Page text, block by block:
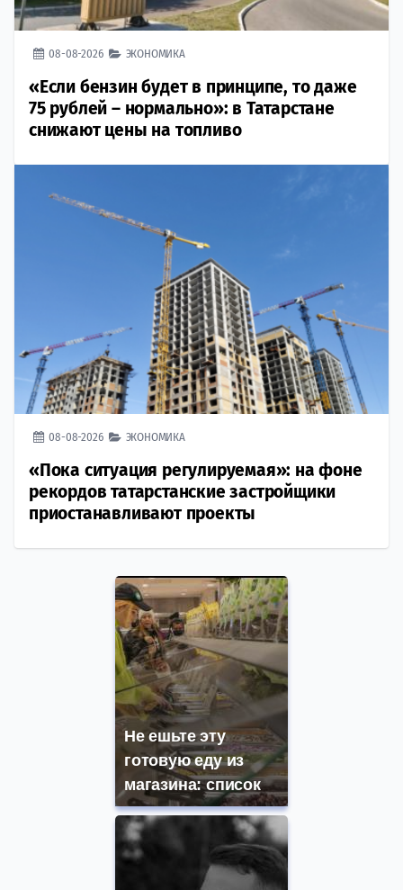
08-08-2026 ЭКОНОМИКА
«Если бензин будет в принципе, то даже
75 рублей – нормально»: в Татарстане
снижают цены на топливо
08-08-2026 ЭКОНОМИКА
«Пока ситуация регулируемая»: на фоне
рекордов татарстанские застройщики
приостанавливают проекты
Не ешьте эту
готовую еду из
магазина: список